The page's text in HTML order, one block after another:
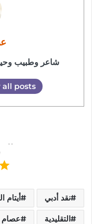
شاعر وطبيب
all posts
نقد أدبي أيتام
التقليدية عصام